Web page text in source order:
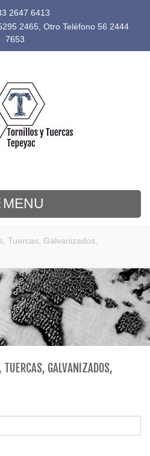
2647 6413
2465, Otro Teléfono 56 2444
7653
MENU
Tuercas, Galvanizados,
GALVANIZADOS,